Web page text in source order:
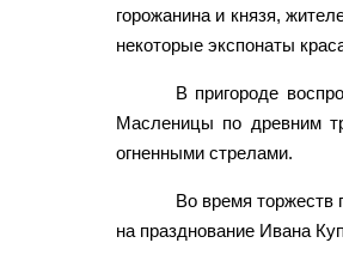
горожанина и князя,
некоторые экспонаты
В пригороде
Масленицы по древним
огненными стрелами.
Во время торжеств
на празднование Ивана